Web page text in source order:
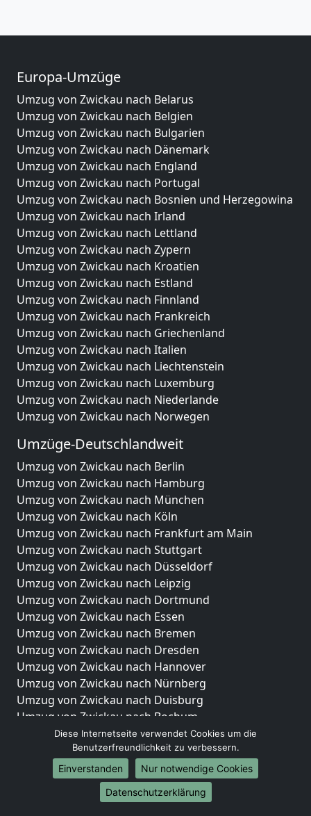
Europa-Umzüge
Umzug von Zwickau nach Belarus
Umzug von Zwickau nach Belgien
Umzug von Zwickau nach Bulgarien
Umzug von Zwickau nach Dänemark
Umzug von Zwickau nach England
Umzug von Zwickau nach Portugal
Umzug von Zwickau nach Bosnien und Herzegowina
Umzug von Zwickau nach Irland
Umzug von Zwickau nach Lettland
Umzug von Zwickau nach Zypern
Umzug von Zwickau nach Kroatien
Umzug von Zwickau nach Estland
Umzug von Zwickau nach Finnland
Umzug von Zwickau nach Frankreich
Umzug von Zwickau nach Griechenland
Umzug von Zwickau nach Italien
Umzug von Zwickau nach Liechtenstein
Umzug von Zwickau nach Luxemburg
Umzug von Zwickau nach Niederlande
Umzug von Zwickau nach Norwegen
Umzüge-Deutschlandweit
Umzug von Zwickau nach Berlin
Umzug von Zwickau nach Hamburg
Umzug von Zwickau nach München
Umzug von Zwickau nach Köln
Umzug von Zwickau nach Frankfurt am Main
Umzug von Zwickau nach Stuttgart
Umzug von Zwickau nach Düsseldorf
Umzug von Zwickau nach Leipzig
Umzug von Zwickau nach Dortmund
Umzug von Zwickau nach Essen
Umzug von Zwickau nach Bremen
Umzug von Zwickau nach Dresden
Umzug von Zwickau nach Hannover
Umzug von Zwickau nach Nürnberg
Umzug von Zwickau nach Duisburg
Umzug von Zwickau nach Bochum
Umzug von Zwickau nach Wuppertal
Umzug von Zwickau nach Bielefeld
Umzug von Zwickau nach Bonn
Umzug von Zwickau nach Münster
Diese Internetseite verwendet Cookies um die
Benutzerfreundlichkeit zu verbessern.
Einverstanden
Nur notwendige Cookies
Datenschutzerklärung